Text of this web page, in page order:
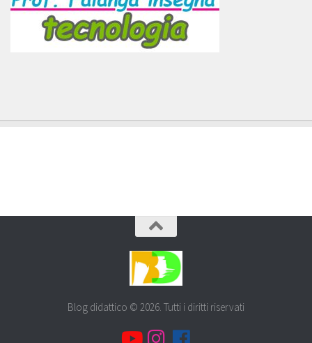
Blog didattico © 2026. Tutti i diritti riservati